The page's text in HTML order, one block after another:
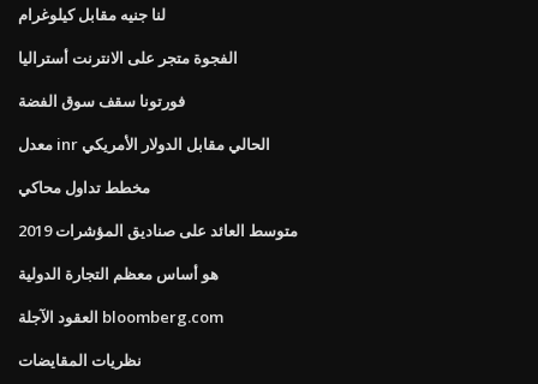
لنا جنيه مقابل كيلوغرام
الفجوة متجر على الانترنت أستراليا
فورتونا سقف سوق الفضة
معدل inr الحالي مقابل الدولار الأمريكي
مخطط تداول محاكي
متوسط ​​العائد على صناديق المؤشرات 2019
هو أساس معظم التجارة الدولية
العقود الآجلة bloomberg.com
نظريات المقايضات